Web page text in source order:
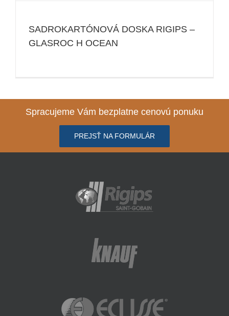
SADROKARTÓNOVÁ DOSKA RIGIPS –
GLASROC H OCEAN
Spracujeme Vám bezplatne cenovú ponuku
PREJSŤ NA FORMULÁR